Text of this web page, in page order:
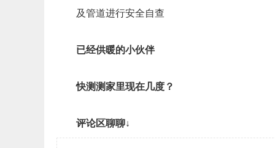
及管道进行安全自查
已经供暖的小伙伴
快测测家里现在几度？
评论区聊聊↓